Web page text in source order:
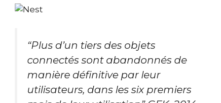
“Plus d’un tiers des objets
connectés sont abandonnés de
manière définitive par leur
utilisateurs, dans les six premiers